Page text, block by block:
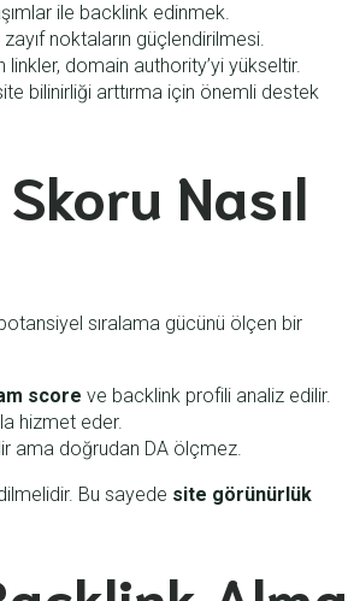
ile backlink edinmek.
noktaların güçlendirilmesi.
linkler, domain authority’yi yükseltir.
bilinirliği arttırma için önemli destek
Nasıl
sıralama gücünü ölçen bir
score ve backlink profili analiz edilir.
hizmet eder.
ama doğrudan DA ölçmez.
Bu sayede site görünürlük